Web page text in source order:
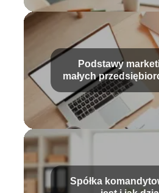
Podstawy
małych
do sukcesu
Spółka